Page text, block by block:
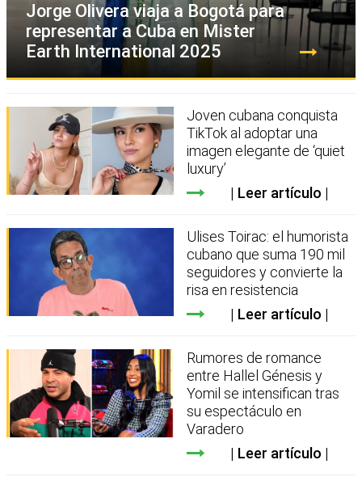
Jorge Olivera viaja a Bogotá para
representar a Cuba en Mister
Earth International 2025
Joven cubana conquista
TikTok al adoptar una
imagen elegante de ‘quiet
luxury’
Leer artículo
Ulises Toirac: el humorista
cubano que suma 190 mil
seguidores y convierte la
risa en resistencia
Leer artículo
Rumores de romance
entre Hallel Génesis y
Yomil se intensifican tras
su espectáculo en
Varadero
Leer artículo